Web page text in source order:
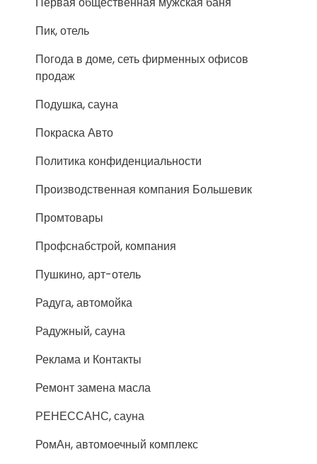
Пик, отель
Погода в доме, сеть фирменных офисов
продаж
Подушка, сауна
Покраска Авто
Политика конфиденциальности
Производственная компания Большевик
Промтовары
Профснабстрой, компания
Пушкино, арт-отель
Радуга, автомойка
Радужный, сауна
Реклама и Контакты
Ремонт замена масла
РЕНЕССАНС, сауна
РомАн, автомоечный комплекс